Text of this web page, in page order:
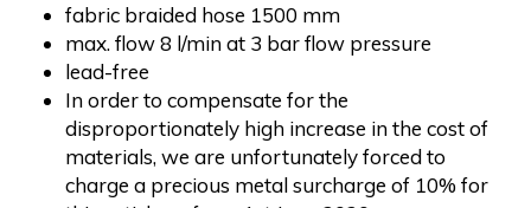
fabric braided hose 1500 mm
max. flow 8 l/min at 3 bar flow pressure
lead-free
In order to compensate for the
disproportionately high increase in the cost of
materials, we are unfortunately forced to
charge a precious metal surcharge of 10% for